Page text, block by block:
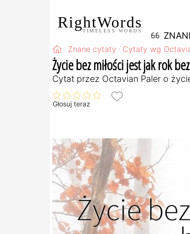
RightWords
TIMELESS WORDS
Znane cytaty Cytaty wg
Życie bez miłości jest jak rok
Cytat przez Octavian Paler o
Głosuj teraz